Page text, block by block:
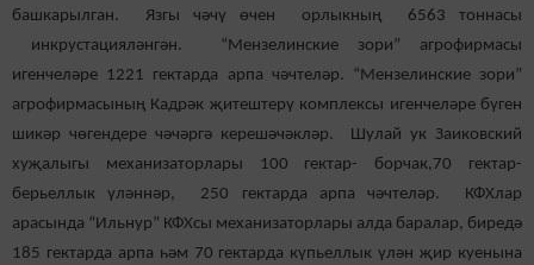
башкарылган. Язгы чәчү өчен орлыкның 6563 тоннасы
инкрустацияләнгән. “Мензелинские зори” агрофирмасы
игенчеләре 1221 гектарда арпа чәчтеләр. “Мензелинские зори”
агрофирмасының Кадрәк җитештерү комплексы игенчеләре бүген
шикәр чөгендере чәчәргә керешәчәкләр. Шулай ук Заиковский
хуҗалыгы механизаторлары 100 гектар- борчак,70 гектар-
берьеллык үләннәр, 250 гектарда арпа чәчтеләр. КФХлар
арасында “Ильнур” КФХсы механизаторлары алда баралар, биредә
185 гектарда арпа һәм 70 гектарда күпьеллык үлән җир куенына